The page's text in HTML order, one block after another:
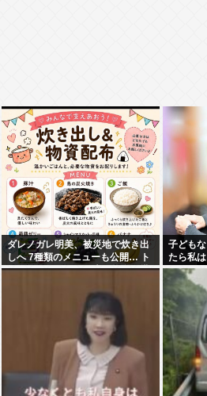
ダレノガレ明美、被災地で炊き出
しへ 7種類のメニューも公開… ト
ラック、バスなどに大量物資を搭
子ども
たら私
きるの